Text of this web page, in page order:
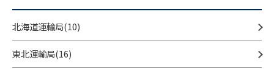
北海道運輸局(10)
東北運輸局(16)